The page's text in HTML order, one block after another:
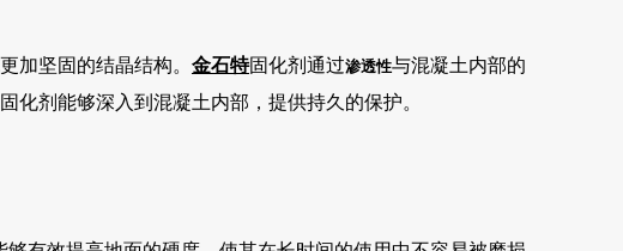
加坚固的结晶结构。 金石特固化剂通过渗透性与混凝土内部的
剂能够深入到混凝土内部，提供持久的保护。